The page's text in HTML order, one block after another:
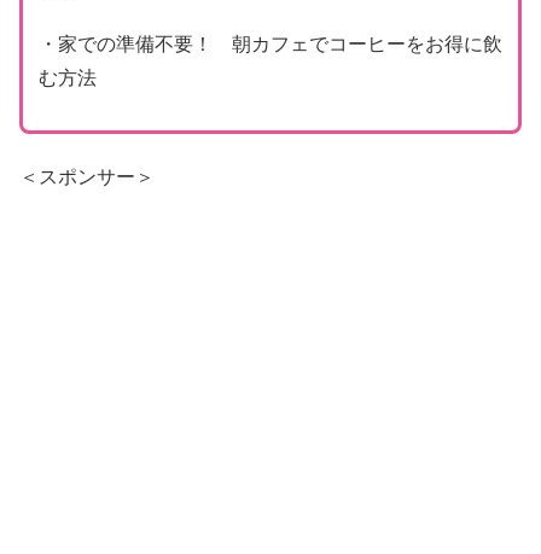
・家での準備不要！ 朝カフェでコーヒーをお得に飲
む方法
＜スポンサー＞